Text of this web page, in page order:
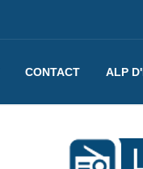
CONTACT ALP